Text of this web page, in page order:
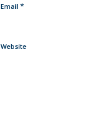
Email *
Website